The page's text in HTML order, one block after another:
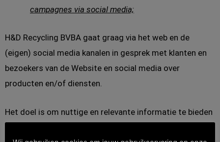
campagnes via social media;
H&D Recycling BVBA gaat graag via het web en de
(eigen) social media kanalen in gesprek met klanten en
bezoekers van de Website en social media over
producten en/of diensten.
Het doel is om nuttige en relevante informatie te bieden